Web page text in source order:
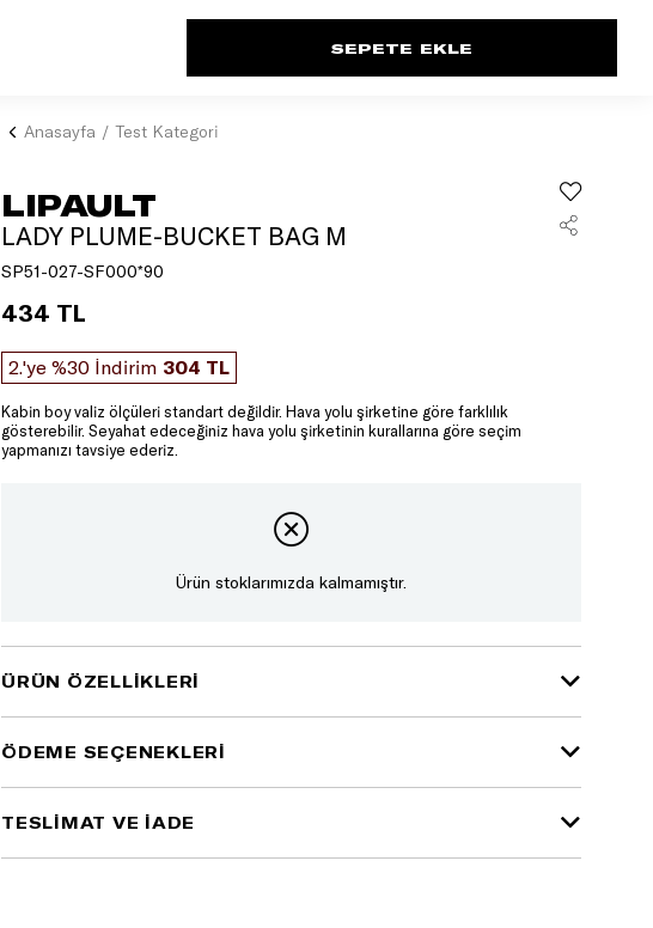
Anasayfa Test Kategori
LIPAULT
LADY PLUME-BUCKET BAG M
SP51-027-SF000*90
434 TL
2.'ye %30 İndirim 304 TL
Kabin boy valiz ölçüleri standart değildir. Hava yolu şirketine göre farklılık
gösterebilir. Seyahat edeceğiniz hava yolu şirketinin kurallarına göre seçim
yapmanızı tavsiye ederiz.
Ürün stoklarımızda kalmamıştır.
ÜRÜN ÖZELLIKLERI
ÖDEME SEÇENEKLERI
TESLİMAT VE İADE